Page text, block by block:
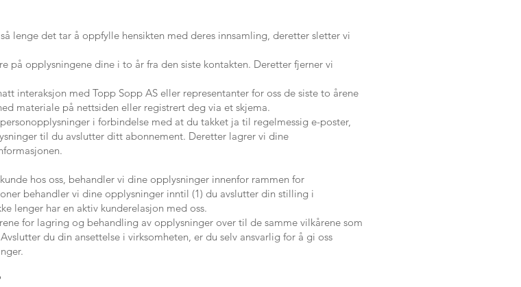
lenge det tar å oppfylle hensikten med deres innsamling, deretter sletter vi
på opplysningene dine i to år fra den siste kontakten. Deretter fjerner vi
interaksjon med Topp Sopp AS eller representanter for oss de siste to årene
materiale på nettsiden eller registrert deg via et skjema.
i forbindelse med at du takket ja til regelmessig e-poster,
til du avslutter ditt abonnement. Deretter lagrer vi dine
hos oss, behandler vi dine opplysninger innenfor rammen for
behandler vi dine opplysninger inntil (1) du avslutter din stilling i
lenger har en aktiv kunderelasjon med oss.
for lagring og behandling av opplysninger over til de samme vilkårene som
du din ansettelse i virksomheten, er du selv ansvarlig for å gi oss